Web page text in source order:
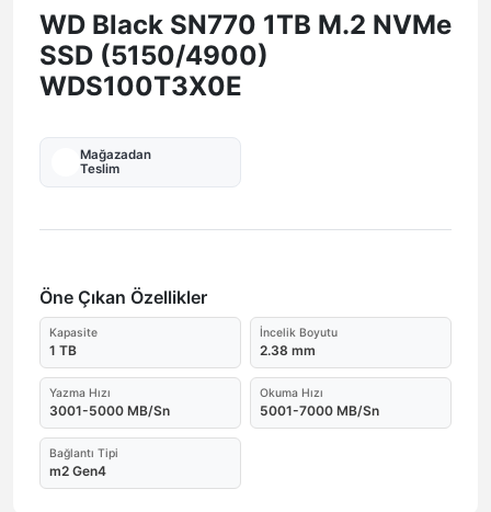
WD Black SN770 1TB M.2 NVMe
SSD (5150/4900)
WDS100T3X0E
Mağazadan
Teslim
Öne Çıkan Özellikler
Kapasite
1 TB
İncelik Boyutu
2.38 mm
Yazma Hızı
3001-5000 MB/Sn
Okuma Hızı
5001-7000 MB/Sn
Bağlantı Tipi
m2 Gen4